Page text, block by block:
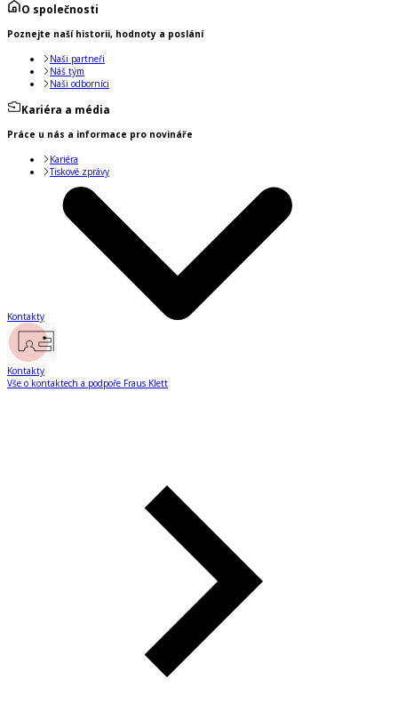
O společnosti
Poznejte naší historii, hodnoty a poslání
Naši partneři
Náš tým
Naši odborníci
Kariéra a média
Práce u nás a informace pro novináře
Kariéra
Tiskové zprávy
Kontakty
Kontakty
Vše o kontaktech a podpoře Fraus Klett